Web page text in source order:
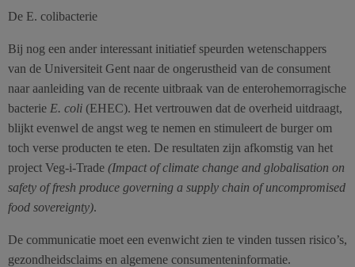
De E. colibacterie
Bij nog een ander interessant initiatief speurden wetenschappers
van de Universiteit Gent naar de ongerustheid van de consument
naar aanleiding van de recente uitbraak van de enterohemorragische
bacterie E. coli (EHEC). Het vertrouwen dat de overheid uitdraagt,
blijkt evenwel de angst weg te nemen en stimuleert de burger om
toch verse producten te eten. De resultaten zijn afkomstig van het
project Veg-i-Trade (Impact of climate change and globalisation on
safety of fresh produce governing a supply chain of uncompromised
food sovereignty).
De communicatie moet een evenwicht zien te vinden tussen risico’s,
gezondheidsclaims en algemene consumenteninformatie.